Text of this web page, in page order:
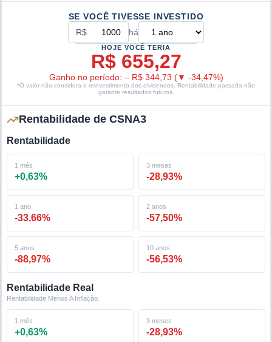
SE VOCÊ TIVESSE INVESTIDO
R$
há
HOJE VOCÊ TERIA
R$ 655,27
Ganho no período: – R$ 344,73 (▼ -34,47%)
*O valor não considera o reinvestimento dos dividendos. Rentabilidade passada não
garante resultados futuros.
Rentabilidade de CSNA3
Rentabilidade
1 mês
+0,63%
3 meses
-28,93%
1 ano
-33,66%
2 anos
-57,50%
5 anos
-88,97%
10 anos
-56,53%
Rentabilidade Real
Rentabilidade Menos A Inflação.
1 mês
+0,63%
3 meses
-28,93%